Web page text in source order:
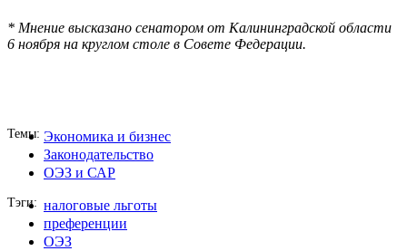
* Мнение высказано сенатором от Калининградской области
6 ноября на круглом столе в Совете Федерации.
Темы Экономика и бизнес
Законодательство
ОЭЗ и САР
Тэги
налоговые льготы
преференции
ОЭЗ